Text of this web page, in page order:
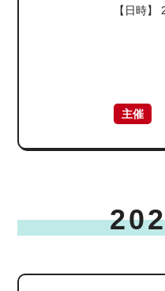
【日時】
［一
［二
主催